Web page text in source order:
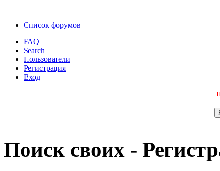
Список форумов
FAQ
Search
Пользователи
Регистрация
Вход
Поиск своих -